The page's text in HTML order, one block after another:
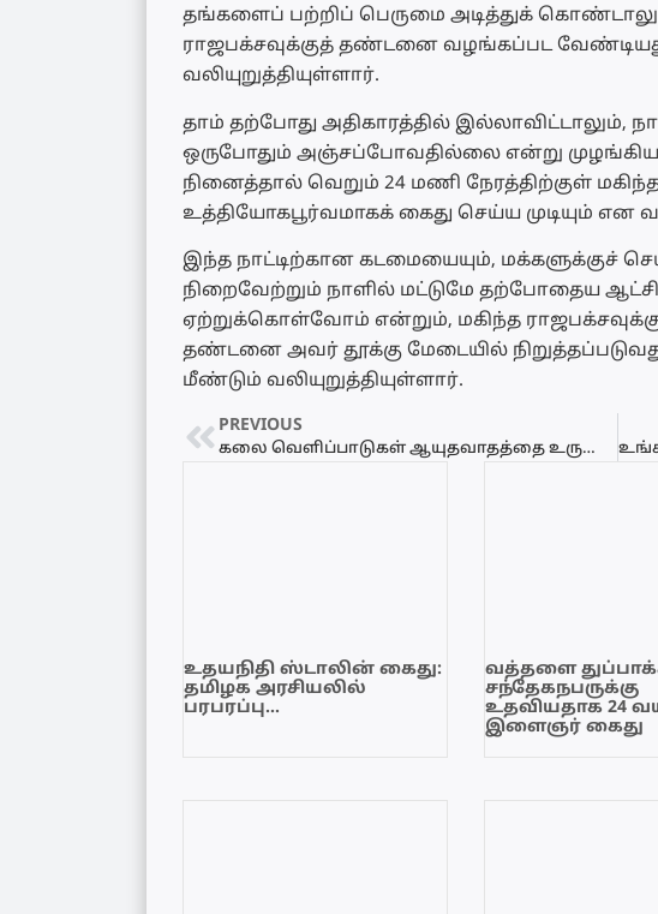
தங்களைப் பற்றிப் பெருமை அடித்துக்
ராஜபக்சவுக்குத் தண்டனை வழங்கப்பட
வலியுறுத்தியுள்ளார்.
தாம் தற்போது அதிகாரத்தில் இல்லாவிட்டாலும்,
ஒருபோதும் அஞ்சப்போவதில்லை என்று
நினைத்தால் வெறும் 24 மணி நேரத்திற்குள்
உத்தியோகபூர்வமாகக் கைது செய்ய முடியும் என
இந்த நாட்டிற்கான கடமையையும், மக்களுக்குச்
நிறைவேற்றும் நாளில் மட்டுமே தற்போதைய
ஏற்றுக்கொள்வோம் என்றும், மகிந்த
தண்டனை அவர் தூக்கு மேடையில்
மீண்டும் வலியுறுத்தியுள்ளார்.
PREVIOUS
கலை வெளிப்பாடுகள் ஆயுதவாதத்தை உருவாக்காது! கைதான பாடகருக்கு ஆதரவாக ரஜீவன் எம்பி அதிரடிப் பதிவு!
உதயநிதி ஸ்டாலின் கைது:
தமிழக அரசியலில்
பரபரப்பு…
வத்தளை
சந்தேகநபருக்கு
உதவியதாக 24
இளைஞர் கைது